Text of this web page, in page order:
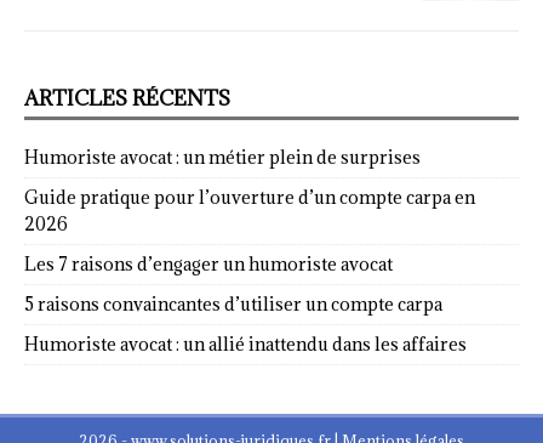
ARTICLES RÉCENTS
Humoriste avocat : un métier plein de surprises
Guide pratique pour l’ouverture d’un compte carpa en
2026
Les 7 raisons d’engager un humoriste avocat
5 raisons convaincantes d’utiliser un compte carpa
Humoriste avocat : un allié inattendu dans les affaires